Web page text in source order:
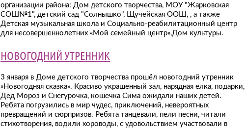
организации района: Дом детского творчества, МОУ "Жарковская
СОШ№1", детский сад "Солнышко", Щучейская ООШ, , а также
Детская музыкальная школа и Социально-реабилитационный центр
для несовершеннолетних «Мой семейный центр»,Дом культуры.
НОВОГОДНИЙ УТРЕННИК
3 января в Доме детского творчества прошёл новогодний утренник
«Новогодняя сказка». Красиво украшенный зал, нарядная елка, подарки,
Дед Мороз и Снегурочка, кошечка Сима ожидали наших детей.
Ребята погрузились в мир чудес, приключений, невероятных
превращений и сюрпризов. Ребята танцевали, пели песни, читали
стихотворения, водили хороводы, с удовольствием участвовали в